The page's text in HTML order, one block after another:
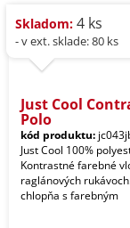
Skladom: 4 ks
- v ext. sklade: 80 ks
Just Cool
Polo
kód produktu:
Just Cool 100%
Kontrastné farebné
raglánových
chlopňa s farebným